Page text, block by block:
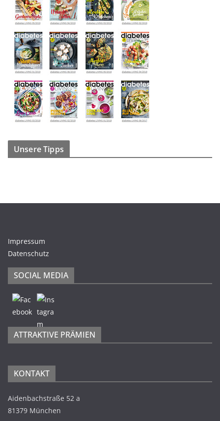
Unsere Tipps
Impressum
Datenschutz
SOCIAL MEDIA
ATTRAKTIVE PRÄMIEN
KONTAKT
Aidenbachstraße 52 a
81379 München